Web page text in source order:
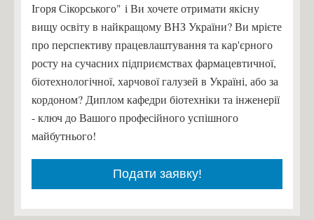
Ігоря Сікорського" і Ви хочете отримати якісну
вищу освіту в найкращому ВНЗ України? Ви мрієте
про перспективу працевлаштування та кар'єрного
росту на сучасних підприємствах фармацевтичної,
біотехнологічної, харчової галузей в Україні, або за
кордоном? Диплом кафедри біотехніки та інженерії
- ключ до Вашого професійного успішного
майбутнього!
Подати заявку!